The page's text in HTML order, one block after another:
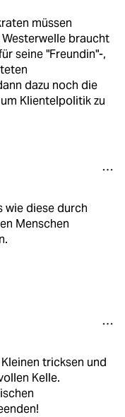
müssen
braucht
seine "Freundin"-,
dazu noch die
Klientelpolitik zu
wie diese durch
Menschen
tricksen und
Kelle.